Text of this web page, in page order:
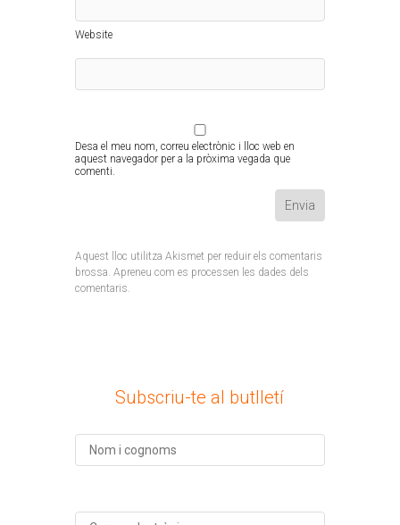
Website
Desa el meu nom, correu electrònic i lloc web en
aquest navegador per a la pròxima vegada que
comenti.
Aquest lloc utilitza Akismet per reduir els comentaris
brossa. Apreneu com es processen les dades dels
comentaris.
Subscriu-te al butlletí